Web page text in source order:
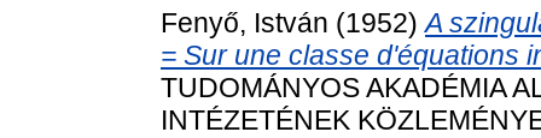
Fenyő, István (1952)A
= Sur une classe d'équations
TUDOMÁNYOS AKADÉMIA
INTÉZETÉNEK